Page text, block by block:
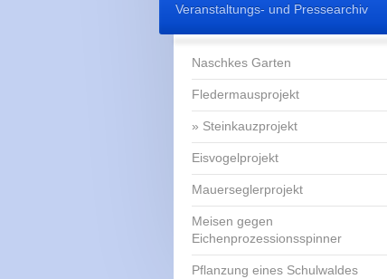
Veranstaltungs- und Pressearchiv
Naschkes Garten
Fledermausprojekt
Steinkauzprojekt
Eisvogelprojekt
Mauerseglerprojekt
Meisen gegen
Eichenprozessionsspinner
Pflanzung eines Schulwaldes